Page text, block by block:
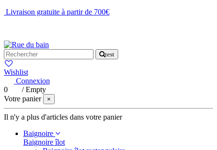
Livraison gratuite à partir de 700€
test
Wishlist
Connexion
0
/Empty
Votre panier
×
Il n'y a plus d'articles dans votre panier
Baignoire
Baignoire îlot